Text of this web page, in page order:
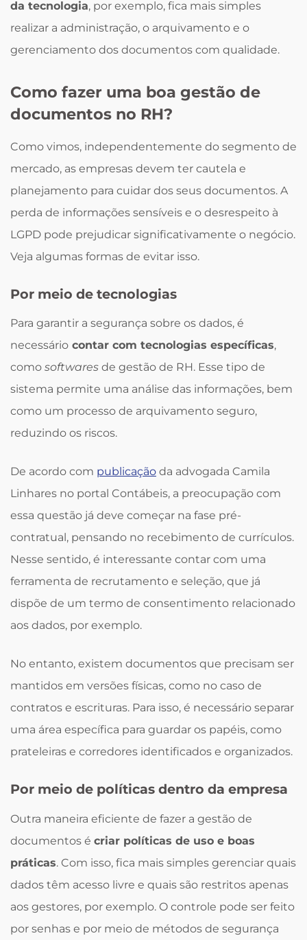
da tecnologia, por exemplo, fica mais simples
realizar a administração, o arquivamento e o
gerenciamento dos documentos com qualidade.
Como fazer uma boa gestão de
documentos no RH?
Como vimos, independentemente do segmento de
mercado, as empresas devem ter cautela e
planejamento para cuidar dos seus documentos. A
perda de informações sensíveis e o desrespeito à
LGPD pode prejudicar significativamente o negócio.
Veja algumas formas de evitar isso.
Por meio de tecnologias
Para garantir a segurança sobre os dados, é
necessário contar com tecnologias específicas,
como softwares de gestão de RH. Esse tipo de
sistema permite uma análise das informações, bem
como um processo de arquivamento seguro,
reduzindo os riscos.
De acordo com publicação da advogada Camila
Linhares no portal Contábeis, a preocupação com
essa questão já deve começar na fase pré-
contratual, pensando no recebimento de currículos.
Nesse sentido, é interessante contar com uma
ferramenta de recrutamento e seleção, que já
dispõe de um termo de consentimento relacionado
aos dados, por exemplo.
No entanto, existem documentos que precisam ser
mantidos em versões físicas, como no caso de
contratos e escrituras. Para isso, é necessário separar
uma área específica para guardar os papéis, como
prateleiras e corredores identificados e organizados.
Por meio de políticas dentro da empresa
Outra maneira eficiente de fazer a gestão de
documentos é criar políticas de uso e boas
práticas. Com isso, fica mais simples gerenciar quais
dados têm acesso livre e quais são restritos apenas
aos gestores, por exemplo. O controle pode ser feito
por senhas e por meio de métodos de segurança